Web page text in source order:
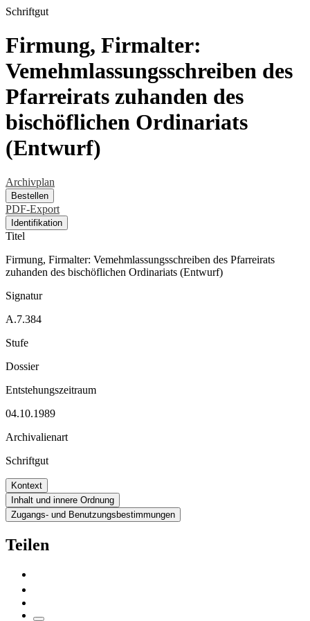
Schriftgut
Firmung, Firmalter:
Vemehmlassungsschreiben des
Pfarreirats zuhanden des
bischöflichen Ordinariats
(Entwurf)
Archivplan
Bestellen
PDF-Export
Identifikation
Titel
Firmung, Firmalter: Vemehmlassungsschreiben des Pfarreirats
zuhanden des bischöflichen Ordinariats (Entwurf)
Signatur
A.7.384
Stufe
Dossier
Entstehungszeitraum
04.10.1989
Archivalienart
Schriftgut
Kontext
Inhalt und innere Ordnung
Zugangs- und Benutzungsbestimmungen
Teilen